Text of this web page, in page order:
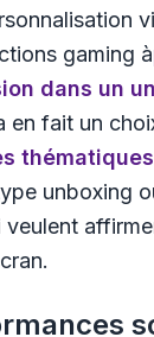
gaming à
dans un
en fait un
thématiques
unboxing
veulent